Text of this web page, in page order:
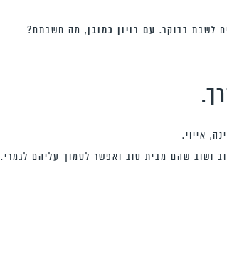
לשבת בבוקר. עם רויון כמובן, מה חשבתם?
.
אייוי.